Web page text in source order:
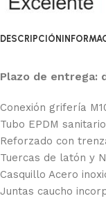
DESCRIPCIÓN
Plazo de entrega:
Conexión grifería
Tubo EPDM
Reforzado con
Tuercas de latón y
Casquillo Acero
Juntas caucho